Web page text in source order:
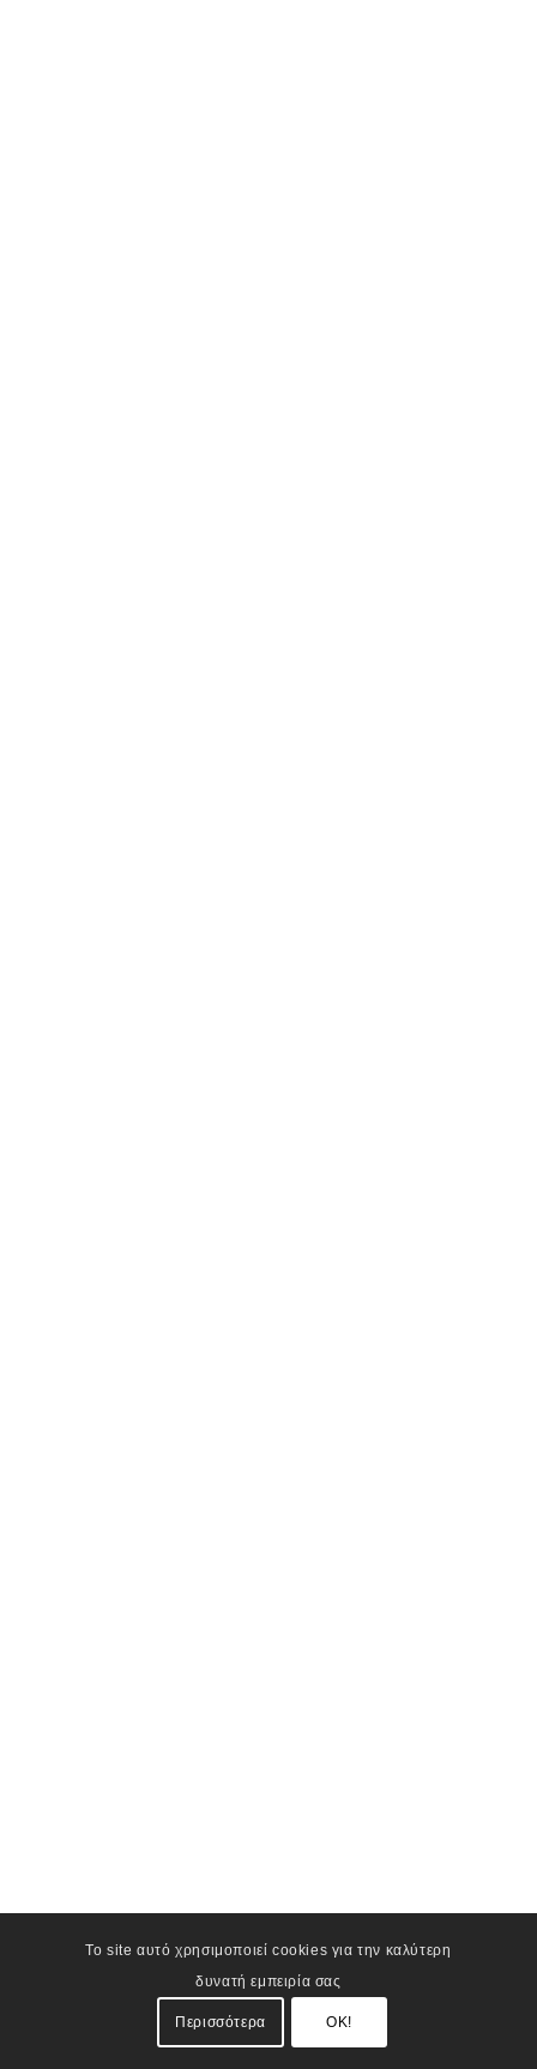
Το site αυτό χρησιμοποιεί cookies για την καλύτερη
δυνατή εμπειρία σας
Περισσότερα OK!